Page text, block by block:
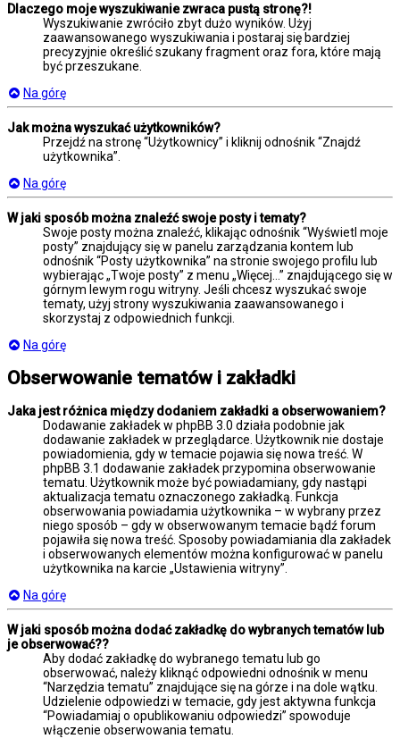
Dlaczego moje wyszukiwanie zwraca pustą stronę?!
Wyszukiwanie zwróciło zbyt dużo wyników. Użyj
zaawansowanego wyszukiwania i postaraj się bardziej
precyzyjnie określić szukany fragment oraz fora, które mają
być przeszukane.
Na górę
Jak można wyszukać użytkowników?
Przejdź na stronę “Użytkownicy” i kliknij odnośnik “Znajdź
użytkownika”.
Na górę
W jaki sposób można znaleźć swoje posty i tematy?
Swoje posty można znaleźć, klikając odnośnik “Wyświetl moje
posty” znajdujący się w panelu zarządzania kontem lub
odnośnik “Posty użytkownika” na stronie swojego profilu lub
wybierając „Twoje posty” z menu „Więcej…” znajdującego się w
górnym lewym rogu witryny. Jeśli chcesz wyszukać swoje
tematy, użyj strony wyszukiwania zaawansowanego i
skorzystaj z odpowiednich funkcji.
Na górę
Obserwowanie tematów i zakładki
Jaka jest różnica między dodaniem zakładki a obserwowaniem?
Dodawanie zakładek w phpBB 3.0 działa podobnie jak
dodawanie zakładek w przeglądarce. Użytkownik nie dostaje
powiadomienia, gdy w temacie pojawia się nowa treść. W
phpBB 3.1 dodawanie zakładek przypomina obserwowanie
tematu. Użytkownik może być powiadamiany, gdy nastąpi
aktualizacja tematu oznaczonego zakładką. Funkcja
obserwowania powiadamia użytkownika – w wybrany przez
niego sposób – gdy w obserwowanym temacie bądź forum
pojawiła się nowa treść. Sposoby powiadamiania dla zakładek
i obserwowanych elementów można konfigurować w panelu
użytkownika na karcie „Ustawienia witryny”.
Na górę
W jaki sposób można dodać zakładkę do wybranych tematów lub
je obserwować??
Aby dodać zakładkę do wybranego tematu lub go
obserwować, należy kliknąć odpowiedni odnośnik w menu
“Narzędzia tematu” znajdujące się na górze i na dole wątku.
Udzielenie odpowiedzi w temacie, gdy jest aktywna funkcja
“Powiadamiaj o opublikowaniu odpowiedzi” spowoduje
włączenie obserwowania tematu.